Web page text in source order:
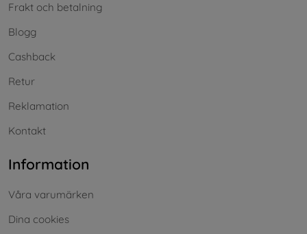
Frakt och betalning
Blogg
Cashback
Retur
Reklamation
Kontakt
Information
Våra varumärken
Dina cookies